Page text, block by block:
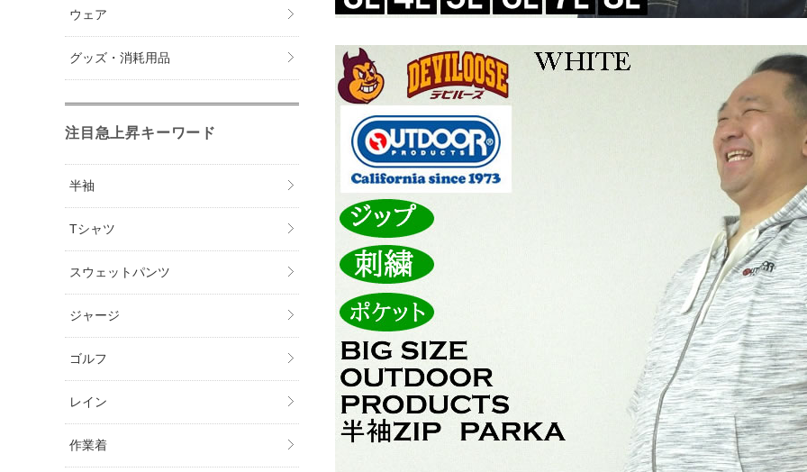
ウェア
グッズ・消耗用品
注目急上昇キーワード
半袖
Tシャツ
スウェットパンツ
ジャージ
ゴルフ
レイン
作業着